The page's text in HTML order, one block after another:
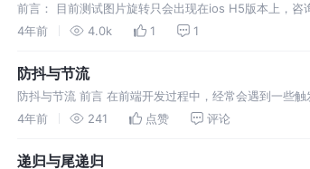
前言： 目前测试图片旋转只会出现在ios H5版本上，
剪上，原生暂未发现图片旋转。 解决思路： H5版本使
4年前 4.0k 1 1
防抖与节流
防抖与节流 前言 在前端开发过程中，经常会遇到一些
些事件做处理， 不但对于浏览器的压力，以及对后端
4年前 241 点赞 评论
递归与尾递归